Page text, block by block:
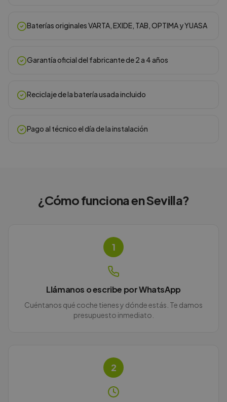
Baterías originales VARTA, EXIDE, TAB, OPTIMA y YUASA
Garantía oficial del fabricante de 2 a 4 años
Reciclaje de la batería usada incluido
Pago al técnico el día de la instalación
¿Cómo funciona enSevilla?
1
Llámanos o escribe por WhatsApp
Cuéntanos qué coche tienes y dónde estás. Te damos
presupuesto inmediato.
2